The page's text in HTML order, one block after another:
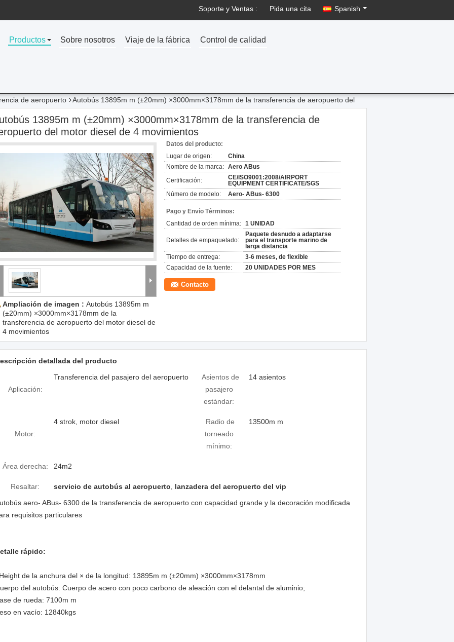
Soporte y Ventas : Pida una cita Spanish
Productos Sobre nosotros Viaje de la fábrica Control de calidad
de aeropuerto
Autobús 13895m m (±20mm) ×3000mm×3178mm de la transferencia de aeropuerto del
13895m m (±20mm) ×3000mm×3178mm de la transferencia de
del motor diesel de 4 movimientos
Ampliación de imagen : Autobús 13895m m
(±20mm) ×3000mm×3178mm de la
transferencia de aeropuerto del motor diesel de
4 movimientos
Datos del producto:
Lugar de origen:
China
Nombre de la marca: Aero ABus
Certificación:
CE/ISO9001:2008/AIRPORT
EQUIPMENT CERTIFICATE/SGS
Número de modelo:
Aero- ABus- 6300
Pago y Envío Términos:
Cantidad de orden mínima: 1 UNIDAD
Detalles de empaquetado:
Paquete desnudo a adaptarse
para el transporte marino de
larga distancia
Tiempo de entrega:
3-6 meses, de flexible
Capacidad de la fuente:
20 UNIDADES POR MES
Contacto
detallada del producto
Aplicación:
Transferencia del pasajero del aeropuerto
Asientos de
pasajero
estándar:
14 asientos
Motor:
4 strok, motor diesel
Radio de
torneado
mínimo:
13500m m
Área derecha: 24m2
Resaltar: servicio de autobús al aeropuerto
lanzadera del aeropuerto del vip
aero- ABus- 6300 de la transferencia de aeropuerto con capacidad grande y la decoración modificada
requisitos particulares
rápido:
de la anchura del × de la longitud: 13895m m (±20mm) ×3000mm×3178mm
del autobús: Cuerpo de acero con poco carbono de aleación con el delantal de aluminio;
de rueda: 7100m m
en vacío: 12840kgs